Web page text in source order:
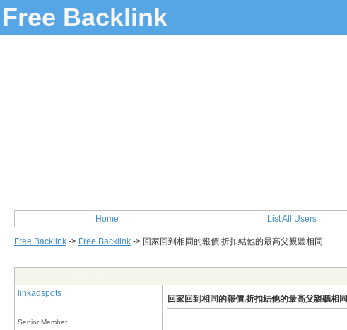
Free Backlink
Home List All Users
Free Backlink -> Free Backlink -> 回家回到相同的報價,折扣結他的最高父親聽相同
linkadspots
Senior Member
回家回到相同的報價,折扣結他的最高父親聽相同